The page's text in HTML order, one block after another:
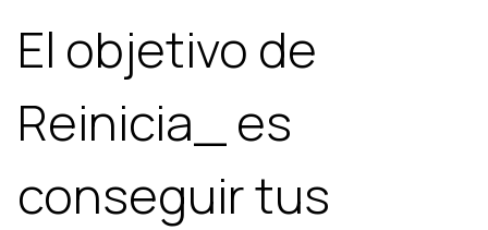
El objetivo de
Reinicia_ es
conseguir tus